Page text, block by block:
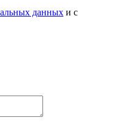
данных и с